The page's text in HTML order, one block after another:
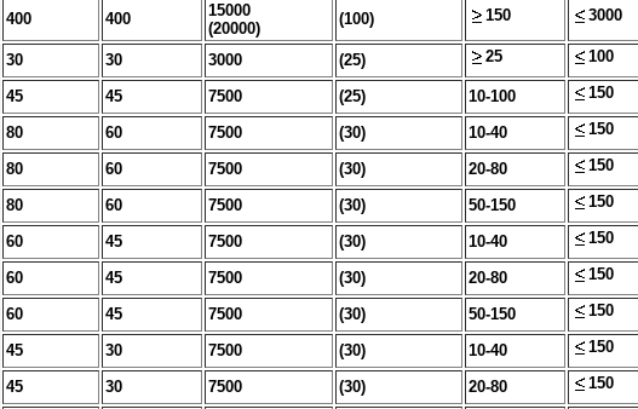
400 400
15000
(20000)
(100) 150 3000
30 30 3000 (25) 25 100
45 45 7500 (25) 10-100 150
80 60 7500 (30) 10-40 150
80 60 7500 (30) 20-80 150
80 60 7500 (30) 50-150 150
60 45 7500 (30) 10-40 150
60 45 7500 (30) 20-80 150
60 45 7500 (30) 50-150 150
45 30 7500 (30) 10-40 150
45 30 7500 (30) 20-80 150